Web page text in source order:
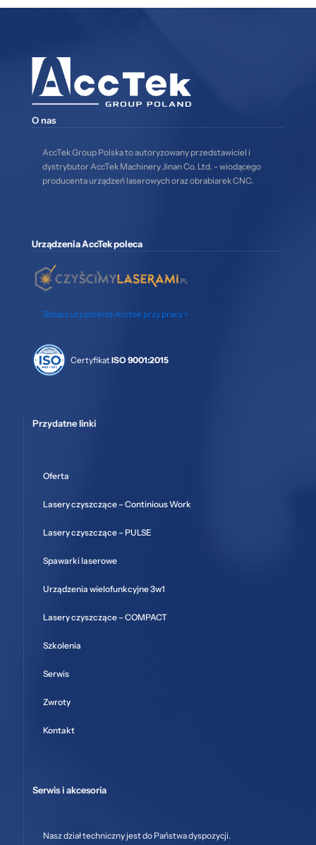
O nas
AccTek Group Polska to autoryzowany przedstawiciel i
dystrybutor AccTek Machinery Jinan Co. Ltd. - wiodącego
producenta urządzeń laserowych oraz obrabiarek CNC.
Urządzenia AccTek poleca
Zobacz urządzenia Acctek przy pracy >
CertyfikatISO 9001:2015
Przydatne linki
Oferta
Lasery czyszczące – Continious Work
Lasery czyszczące – PULSE
Spawarki laserowe
Urządzenia wielofunkcyjne 3w1
Lasery czyszczące – COMPACT
Szkolenia
Serwis
Zwroty
Kontakt
Serwis i akcesoria
Nasz dział techniczny jest do Państwa dyspozycji.